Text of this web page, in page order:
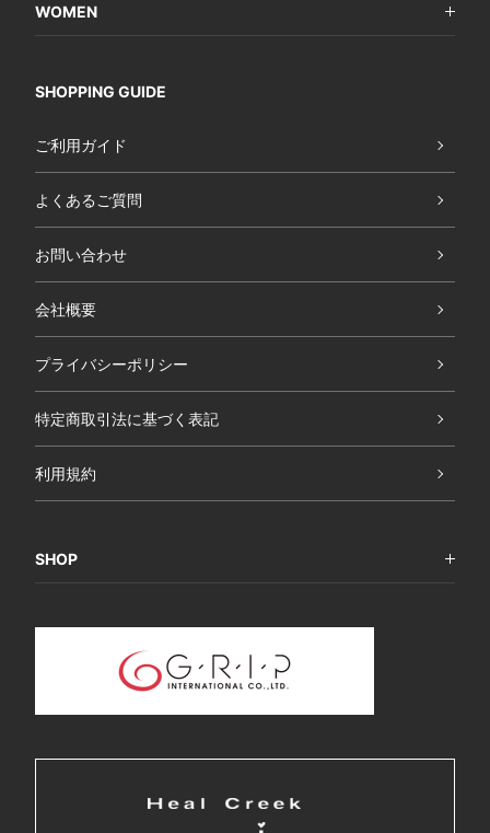
WOMEN
SHOPPING GUIDE
ご利用ガイド
よくあるご質問
お問い合わせ
会社概要
プライバシーポリシー
特定商取引法に基づく表記
利用規約
SHOP